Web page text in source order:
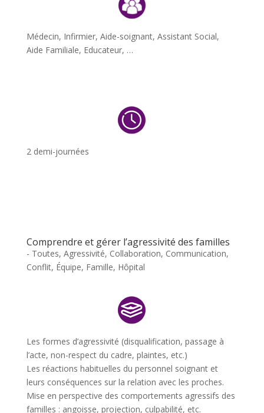
Médecin, Infirmier, Aide-soignant, Assistant Social,
Aide Familiale, Educateur, …
2 demi-journées
Comprendre et gérer l’agressivité des familles
- Toutes, Agressivité, Collaboration, Communication,
Conflit, Équipe, Famille, Hôpital
Les formes d’agressivité (disqualification, passage à
l’acte, non-respect du cadre, plaintes, etc.)
Les réactions habituelles du personnel soignant et
leurs conséquences sur la relation avec les proches.
Mise en perspective des comportements agressifs des
familles : angoisse, projection, culpabilité, etc.